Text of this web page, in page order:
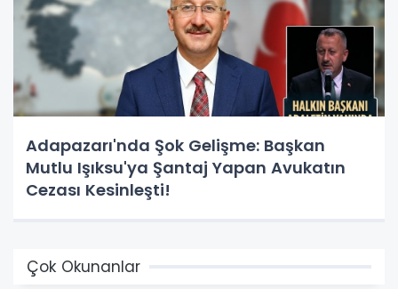
Adapazarı'nda Şok Gelişme: Başkan
Mutlu Işıksu'ya Şantaj Yapan Avukatın
Cezası Kesinleşti!
Çok Okunanlar